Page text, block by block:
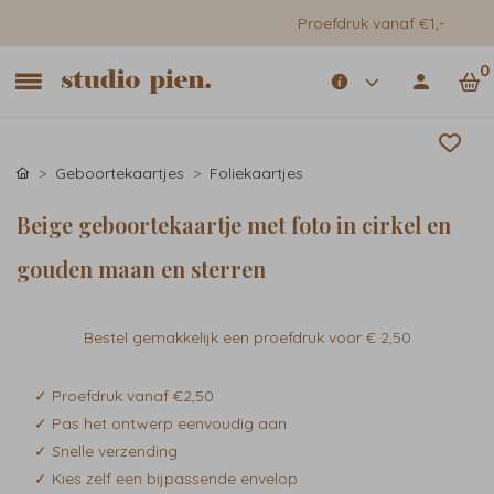
Proefdruk vanaf €1,-
0
Geboortekaartjes Foliekaartjes
Beige geboortekaartje met foto in cirkel en
gouden maan en sterren
Bestel gemakkelijk een proefdruk voor € 2,50
✓ Proefdruk vanaf €2,50
✓ Pas het ontwerp eenvoudig aan
✓ Snelle verzending
✓ Kies zelf een bijpassende envelop